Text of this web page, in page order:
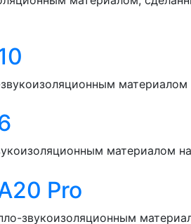
материалом
Pro
звукоизоляционным